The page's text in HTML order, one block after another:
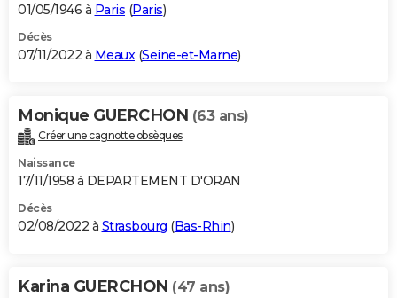
S'inscrire
Se connecter
Lycées
Collèges
Primaires
Universités
Entreprises
Service militaire
Avis de recherche
AVIS DE DÉCÈS
Bricolage
Lifestyle
Culture
Sport
Auto
Television
Voyage
Cinema
01/05/1946 à Paris (Paris)
Décès
07/11/2022 à Meaux(Seine-et-Marne)
Monique GUERCHON (63 ans)
Créer une cagnotte obsèques
Naissance
17/11/1958 à DEPARTEMENT D'ORAN
Décès
02/08/2022 à Strasbourg (Bas-Rhin)
Karina GUERCHON (47 ans)